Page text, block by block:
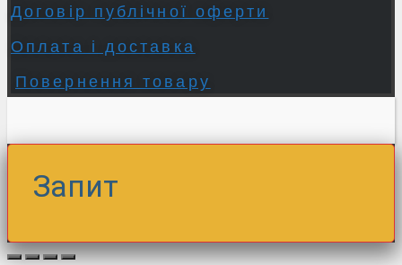
Договір публічної оферти
Оплата і доставка
Повернення товару
Запит